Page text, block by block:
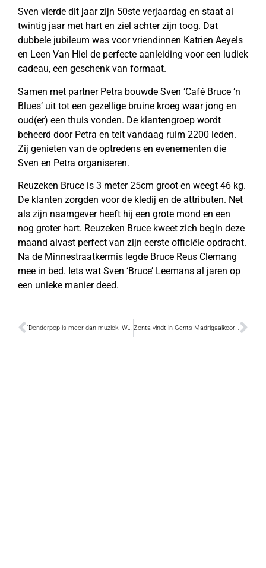
Sven vierde dit jaar zijn 50ste verjaardag en staat al
twintig jaar met hart en ziel achter zijn toog. Dat
dubbele jubileum was voor vriendinnen Katrien Aeyels
en Leen Van Hiel de perfecte aanleiding voor een ludiek
cadeau, een geschenk van formaat.
Samen met partner Petra bouwde Sven ‘Café Bruce ’n
Blues’ uit tot een gezellige bruine kroeg waar jong en
oud(er) een thuis vonden. De klantengroep wordt
beheerd door Petra en telt vandaag ruim 2200 leden.
Zij genieten van de optredens en evenementen die
Sven en Petra organiseren.
Reuzeken Bruce is 3 meter 25cm groot en weegt 46 kg.
De klanten zorgden voor de kledij en de attributen. Net
als zijn naamgever heeft hij een grote mond en een
nog groter hart. Reuzeken Bruce kweet zich begin deze
maand alvast perfect van zijn eerste officiële opdracht.
Na de Minnestraatkermis legde Bruce Reus Clemang
mee in bed. Iets wat Sven ‘Bruce’ Leemans al jaren op
een unieke manier deed.
“Denderpop is meer dan muziek. Wij willen mensen samenbrengen en verbinden” Zonta vindt in Gents Madrigaalkoor partner met gelijkgestemde positieve waarden